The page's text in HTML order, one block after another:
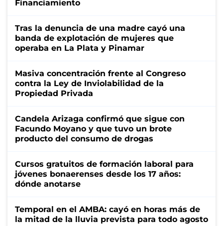
Financiamiento
Tras la denuncia de una madre cayó una
banda de explotación de mujeres que
operaba en La Plata y Pinamar
Masiva concentración frente al Congreso
contra la Ley de Inviolabilidad de la
Propiedad Privada
Candela Arizaga confirmó que sigue con
Facundo Moyano y que tuvo un brote
producto del consumo de drogas
Cursos gratuitos de formación laboral para
jóvenes bonaerenses desde los 17 años:
dónde anotarse
Temporal en el AMBA: cayó en horas más de
la mitad de la lluvia prevista para todo agosto